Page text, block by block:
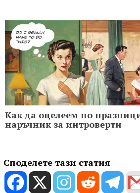
Как да оцелеем по
наръчник за интроверти
Споделете тази статия